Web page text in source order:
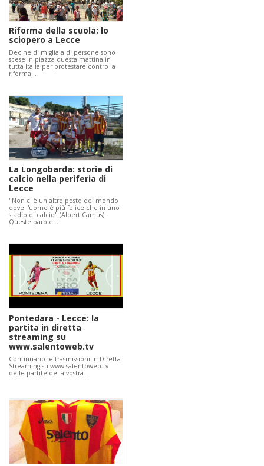
Riforma della scuola: lo
sciopero a Lecce
Decine di migliaia di persone sono
scese in piazza questa mattina in
tutta Italia per protestare contro la
riforma…
La Longobarda: storie di
calcio nella periferia di
Lecce
"Non c' è un altro posto del mondo
dove l'uomo è più felice che in uno
stadio di calcio" (Albert Camus).
Queste parole…
Pontedara - Lecce: la
partita in diretta
streaming su
www.salentoweb.tv
Continuano le trasmissioni in Diretta
Streaming su www.salentoweb.tv
delle partite della vostra…